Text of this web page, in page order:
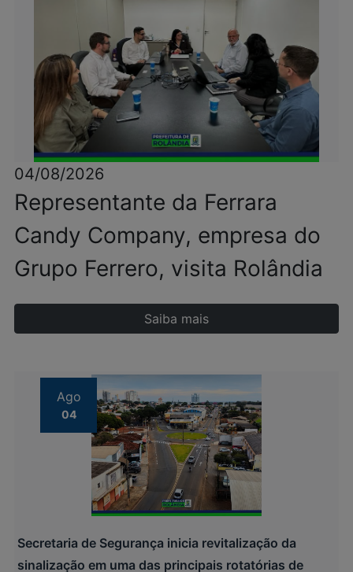
04/08/2026
Representante da Ferrara
Candy Company, empresa do
Grupo Ferrero, visita Rolândia
Saiba mais
Ago
04
Secretaria de Segurança inicia revitalização da
sinalização em uma das principais rotatórias de